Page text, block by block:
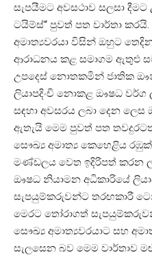
සැපයීමට අවසථාව සලසා දීමට
ටයිම්ස්“ පුවත් පත වාර්තා කරයි.
අමාත්‍යවරයා විසින් ඔහුට
ආරාධනය කළ සමාගම ඇතුළු
උපදෙස් නොතකමින් ජාතික
ලියාපදිංචි නොකළ ඖෂධ
සඳහා අවසරය ලබා දෙන
ඇතැයි මෙම පුවත් පත
සෞඛ්‍ය අමාත්‍ය කෙහෙළිය
මණ්ඩලය වෙත ඉදිරිපත් කරන
ඖෂධ නියාමන අධිකාරියේ
සැපයුම්කරුවන්ට තරඟකාරී
මෙරට තෝරාගත්
සෞඛ්‍ය අමාත්‍යවරයාට සහ
සැලසෙන බව මෙම වාර්තාව